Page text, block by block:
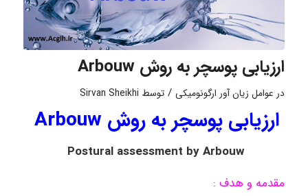
ارزیابی پوسچر به روش Arbouw
در عوامل زیان آور ارگونومیکی / توسط Sirvan Sheikhi
ارزیابی پوسچر به روش Arbouw
Postural assessment by Arbouw
مقدمه و هدف :